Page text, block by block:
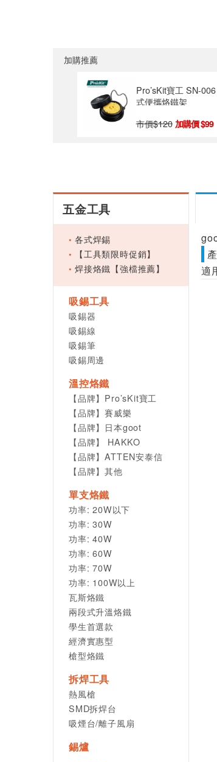
加購推薦
Pro’sKit寶工 SN-
式便攜烙鐵架
市價$120 99
五金工具
各式焊錫
【工具類限時促銷】
焊接烙鐵【強檔推薦】
吸錫工具
吸錫器
吸錫線
吸錫筆
吸錫周邊
溫控烙鐵
【品牌】Pro’sKit寶工
【品牌】賽威樂
【品牌】日本goot
【品牌】 HAKKO
【品牌】ATTEN安泰信
【品牌】其他
單支烙鐵
功率: 20W以下
功率: 30W
功率: 40W
功率: 60W
功率: 70W
功率: 100W以上
瓦斯烙鐵
兩段式升溫烙鐵
學生首選款
經濟實惠型
槍型烙鐵
拆焊工具
熱風槍
SMD拆焊台
吸煙台/離子風扇
錫爐
適